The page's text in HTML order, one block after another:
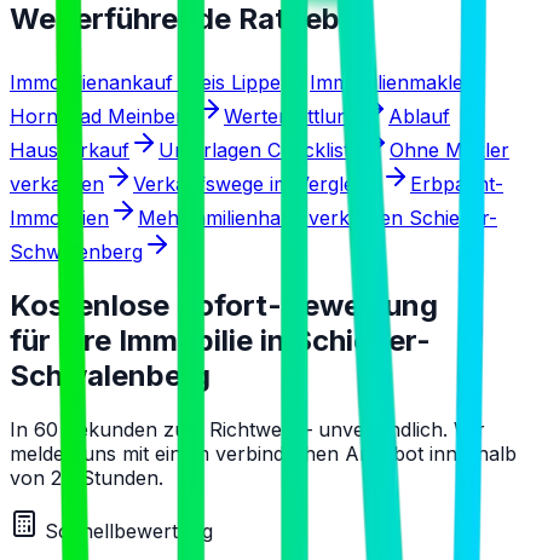
Weiterführende Ratgeber
Immobilienankauf Kreis Lippe
Immobilienmakler
Horn-Bad Meinberg
Wertermittlung
Ablauf
Hausverkauf
Unterlagen Checkliste
Ohne Makler
verkaufen
Verkaufswege im Vergleich
Erbpacht-
Immobilien
Mehrfamilienhaus verkaufen Schieder-
Schwalenberg
Kostenlose Sofort-Bewertung
für Ihre Immobilie in
Schieder-
Schwalenberg
In 60 Sekunden zum Richtwert – unverbindlich. Wir
melden uns mit einem verbindlichen Angebot innerhalb
von 24 Stunden.
Schnellbewertung